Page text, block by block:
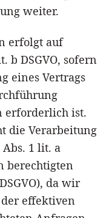
weiter.
erfolgt auf
b DSGVO, sofern
eines Vertrags
erforderlich ist.
die Verarbeitung
1 lit. a
berechtigten
da wir
effektiven